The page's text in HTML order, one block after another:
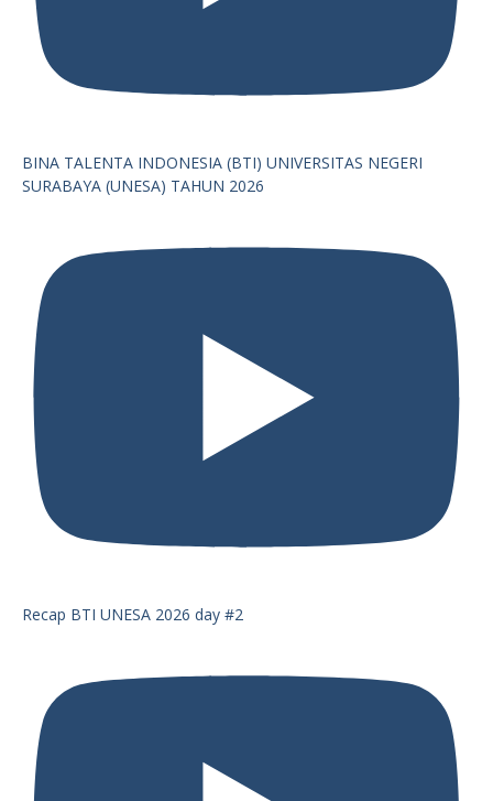
BINA TALENTA INDONESIA (BTI) UNIVERSITAS NEGERI
SURABAYA (UNESA) TAHUN 2026
Recap BTI UNESA 2026 day #2